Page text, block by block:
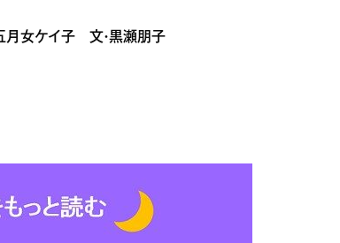
月女ケイ子 文・黒瀬朋子